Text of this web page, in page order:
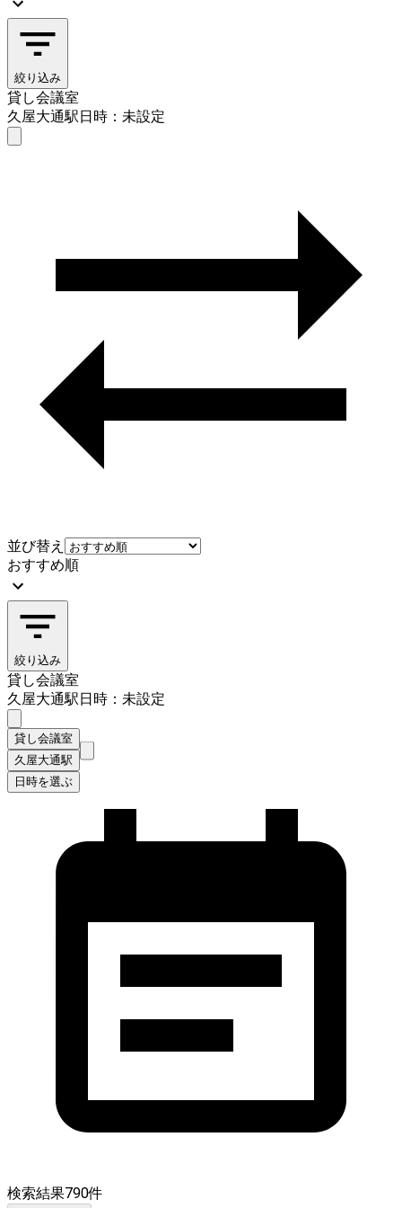
絞り込み
貸し会議室
久屋大通駅日時：未設定
並び替え
おすすめ順
絞り込み
貸し会議室
久屋大通駅日時：未設定
貸し会議室
久屋大通駅
日時を選ぶ
検索結果790件